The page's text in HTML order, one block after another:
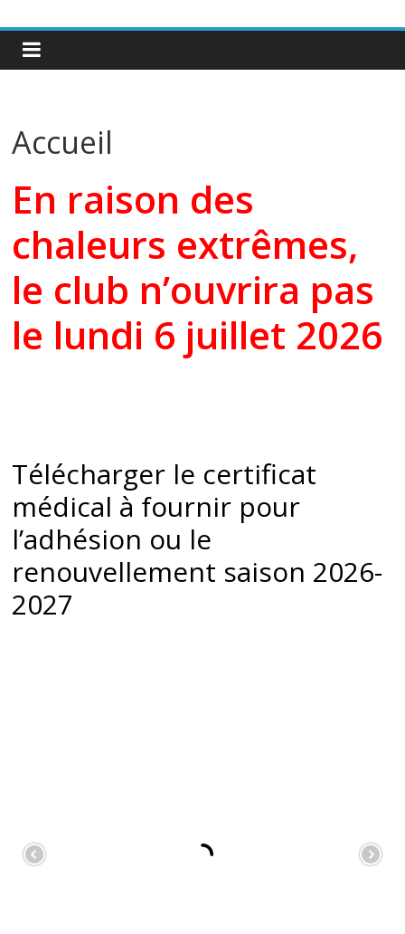
Accueil
En raison des
chaleurs extrêmes,
le club n’ouvrira pas
le lundi 6 juillet 2026
Télécharger le certificat
médical à fournir pour
l’adhésion ou le
renouvellement saison 2026-
2027